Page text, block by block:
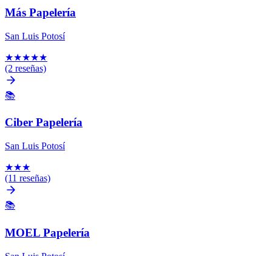
Más Papelería
San Luis Potosí
★★★★★
(2 reseñas)
📚
Ciber Papelería
San Luis Potosí
★★★
(11 reseñas)
📚
MOEL Papelería